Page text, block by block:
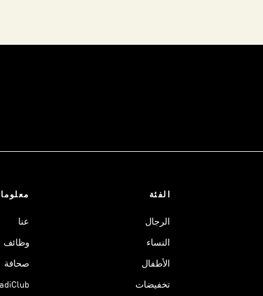
الفئة
الرجال
النساء
الأطفال
تخفيضات
عنا
وظائف
صحافة
adiClub